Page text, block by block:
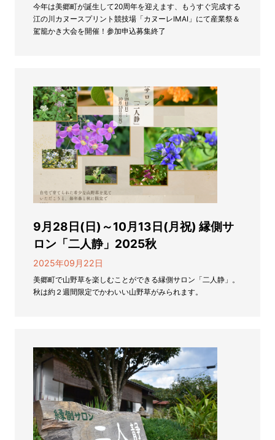
今年は美郷町が誕生して20周年を迎えます、もうすぐ完成する
江の川カヌースプリント競技場「カヌーレIMAI」にて産業祭＆
駕籠かき大会を開催！参加申込募集終了
9月28日(日)～10月13日(月祝) 縁側サ
ロン「二人静」2025秋
2025年09月22日
美郷町で山野草を楽しむことができる縁側サロン「二人静」。
秋は約２週間限定でかわいい山野草がみられます。